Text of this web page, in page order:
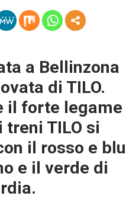
re
a Bellinzona
di TILO.
il forte legame
TILO si
il rosso e blu
e il verde di